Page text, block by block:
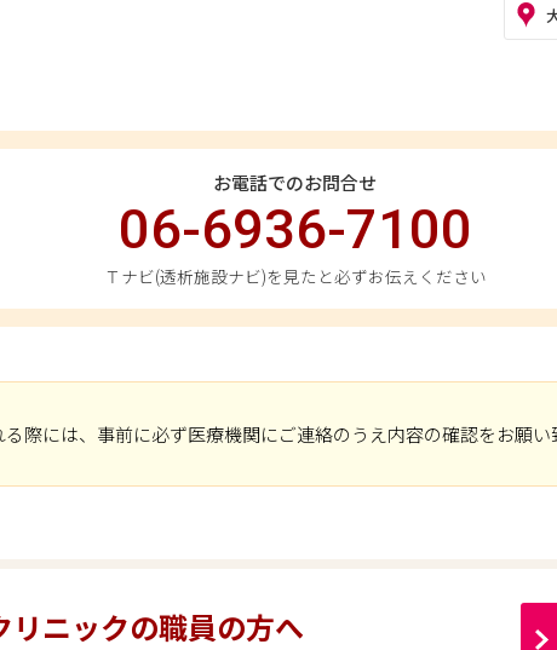
お電話でのお問合せ
06-6936-7100
Ｔナビ(透析施設ナビ)を見たと必ずお伝えください
る際には、事前に必ず医療機関にご連絡のうえ内容の確認をお願い
ニックの職員の方へ